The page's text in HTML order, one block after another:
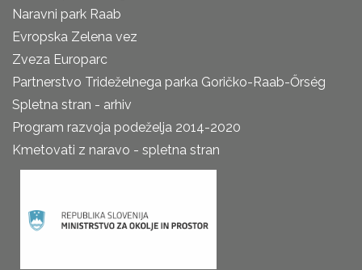
Naravni park Raab
Evropska Zelena vez
Zveza Europarc
Partnerstvo Trideželnega parka Goričko-Raab-Őrség
Spletna stran - arhiv
Program razvoja podeželja 2014-2020
Kmetovati z naravo - spletna stran